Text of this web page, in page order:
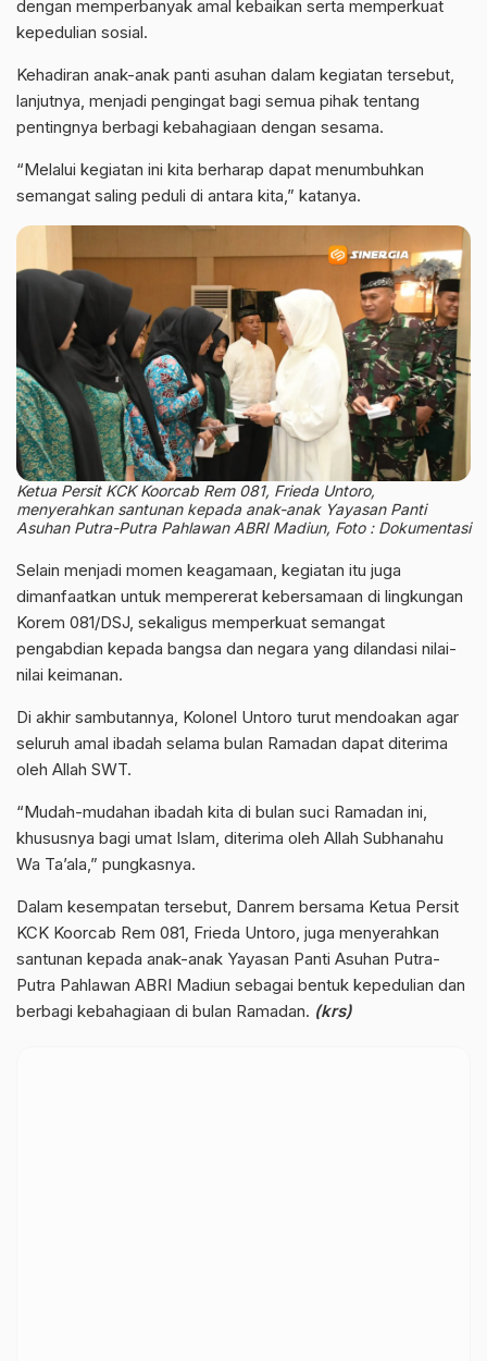
dengan memperbanyak amal kebaikan serta memperkuat
kepedulian sosial.
Kehadiran anak-anak panti asuhan dalam kegiatan tersebut,
lanjutnya, menjadi pengingat bagi semua pihak tentang
pentingnya berbagi kebahagiaan dengan sesama.
“Melalui kegiatan ini kita berharap dapat menumbuhkan
semangat saling peduli di antara kita,” katanya.
Ketua Persit KCK Koorcab Rem 081, Frieda Untoro,
menyerahkan santunan kepada anak-anak Yayasan Panti
Asuhan Putra-Putra Pahlawan ABRI Madiun, Foto : Dokumentasi
Selain menjadi momen keagamaan, kegiatan itu juga
dimanfaatkan untuk mempererat kebersamaan di lingkungan
Korem 081/DSJ, sekaligus memperkuat semangat
pengabdian kepada bangsa dan negara yang dilandasi nilai-
nilai keimanan.
Di akhir sambutannya, Kolonel Untoro turut mendoakan agar
seluruh amal ibadah selama bulan Ramadan dapat diterima
oleh Allah SWT.
“Mudah-mudahan ibadah kita di bulan suci Ramadan ini,
khususnya bagi umat Islam, diterima oleh Allah Subhanahu
Wa Ta’ala,” pungkasnya.
Dalam kesempatan tersebut, Danrem bersama Ketua Persit
KCK Koorcab Rem 081, Frieda Untoro, juga menyerahkan
santunan kepada anak-anak Yayasan Panti Asuhan Putra-
Putra Pahlawan ABRI Madiun sebagai bentuk kepedulian dan
berbagi kebahagiaan di bulan Ramadan. (krs)